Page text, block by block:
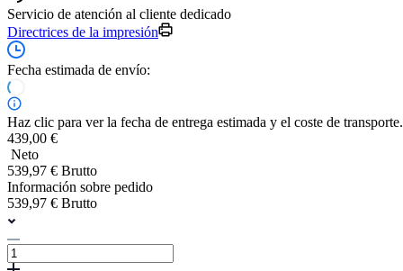
Servicio de atención al cliente dedicado
Directrices de la impresión
Fecha estimada de envío:
Haz clic para ver la fecha de entrega estimada y el coste de transporte.
439,00 €
Neto
539,97 € Brutto
Información sobre pedido
539,97 € Brutto